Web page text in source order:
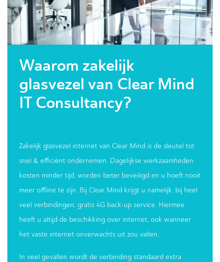
Waarom zakelijk
glasvezel van Clear Mind
IT Consultancy?
Zakelijk glasvezel internet van Clear Mind is de sleutel tot
snel & efficiënt ondernemen. Dagelijkse werkzaamheden
kosten minder tijd, worden beter beveiligd en u hoeft nooit
meer offline te zijn. Bij Clear Mind krijgt u namelijk, bij heel
veel verbindingen, gratis 4G back-up service. Hiermee
heeft u altijd de beschikking over internet, ook wanneer
het vaste internet onverwachts uit zou vallen.
In veel gevallen wordt de verbinding standaard extra